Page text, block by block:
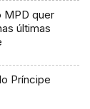
MPD quer
últimas
Príncipe